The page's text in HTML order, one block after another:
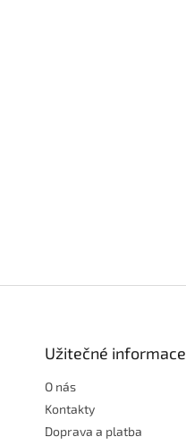
Užitečné informace
O nás
Kontakty
Doprava a platba